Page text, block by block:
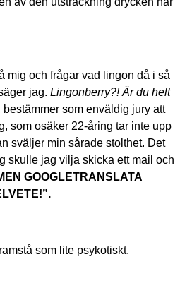
mig och frågar vad lingon då i så
jag. Lingonberry?! Är du helt
bestämmer som enväldig jury att
som osäker 22-åring tar inte upp
sväljer min sårade stolthet. Det
skulle jag vilja skicka ett mail och
GOOGLETRANSLATA
som lite psykotiskt.